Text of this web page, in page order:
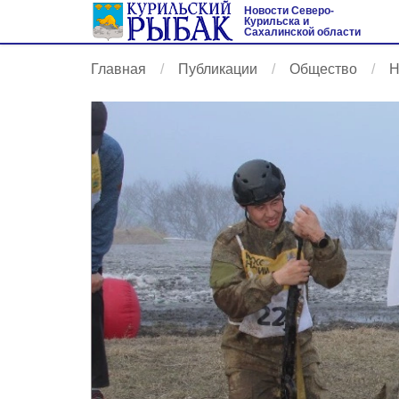
Новости Северо-
Курильска и
Сахалинской области
Главная Публикации Общество